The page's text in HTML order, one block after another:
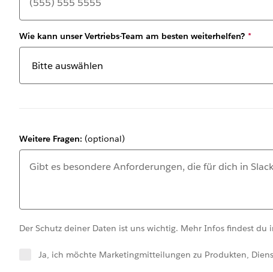
Wie kann unser Vertriebs-Team am besten weiterhelfen? *
Weitere Fragen: (optional)
Der Schutz deiner Daten ist uns wichtig. Mehr Infos findest du
Ja, ich möchte Marketingmitteilungen zu Produkten,